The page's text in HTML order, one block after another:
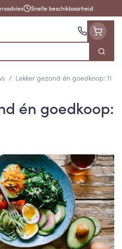
Snelle beschikbaarheid
Zoek
/ Lekker gezond én goedkoop: 11
én goedkoop: